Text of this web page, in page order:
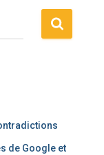
de Google et